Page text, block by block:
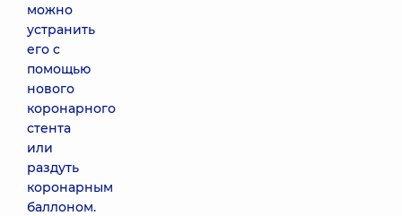
можно
устранить
его с
помощью
нового
коронарного
стента
или
раздуть
коронарным
баллоном.